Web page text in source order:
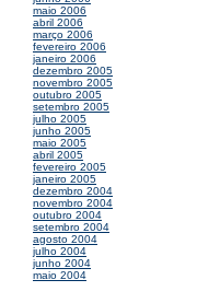
maio 2006
abril 2006
março 2006
fevereiro 2006
janeiro 2006
dezembro 2005
novembro 2005
outubro 2005
setembro 2005
julho 2005
junho 2005
maio 2005
abril 2005
fevereiro 2005
janeiro 2005
dezembro 2004
novembro 2004
outubro 2004
setembro 2004
agosto 2004
julho 2004
junho 2004
maio 2004